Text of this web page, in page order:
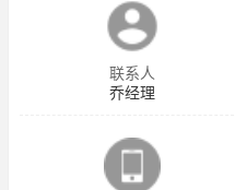
联系人
乔经理